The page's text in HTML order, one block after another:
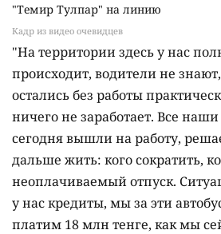
Кадр из видео очевидцев
"Темир Тулпар" на линию
"На территории здесь у нас
происходит, водители не
остались без работы
ничего не заработает. Все
сегодня вышли на работу,
дальше жить: кого сократить,
неоплачиваемый отпуск.
у нас кредиты, мы за эти
платим 18 млн тенге, как мы